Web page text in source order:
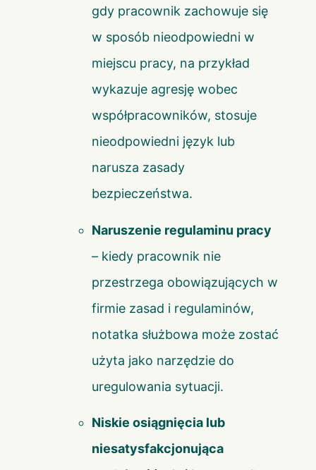
gdy pracownik zachowuje się
w sposób nieodpowiedni w
miejscu pracy, na przykład
wykazuje agresję wobec
współpracowników, stosuje
nieodpowiedni język lub
narusza zasady
bezpieczeństwa.
Naruszenie regulaminu pracy
– kiedy pracownik nie
przestrzega obowiązujących w
firmie zasad i regulaminów,
notatka służbowa może zostać
użyta jako narzędzie do
uregulowania sytuacji.
Niskie osiągnięcia lub
niesatysfakcjonująca